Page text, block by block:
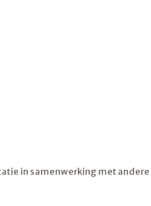
in samenwerking met